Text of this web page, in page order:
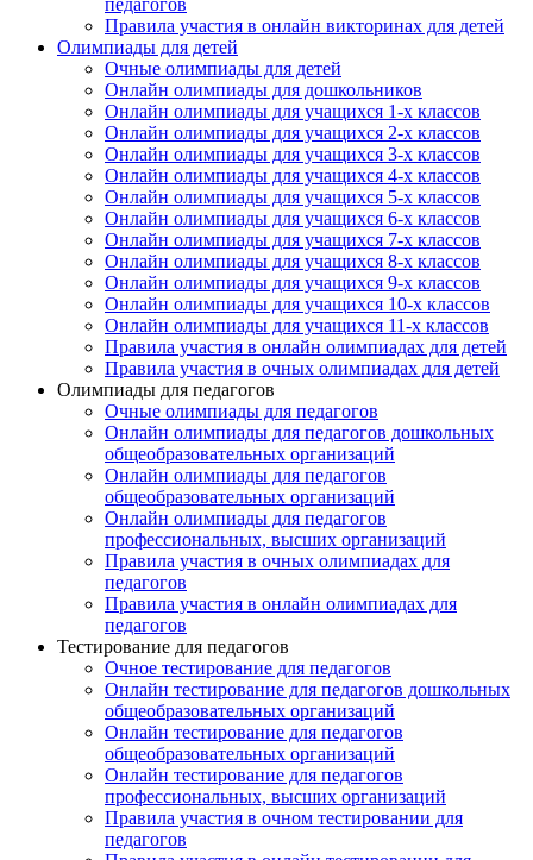
Принять участие
Принять участие
педагогов
Правила участия в онлайн викторинах для детей
Олимпиады для детей
Очные олимпиады для детей
Онлайн олимпиады для дошкольников
Онлайн олимпиады для учащихся 1-х классов
Онлайн олимпиады для учащихся 2-х классов
Онлайн олимпиады для учащихся 3-х классов
Онлайн олимпиады для учащихся 4-х классов
Онлайн олимпиады для учащихся 5-х классов
Онлайн олимпиады для учащихся 6-х классов
Онлайн олимпиады для учащихся 7-х классов
Онлайн олимпиады для учащихся 8-х классов
Онлайн олимпиады для учащихся 9-х классов
Онлайн олимпиады для учащихся 10-х классов
Онлайн олимпиады для учащихся 11-х классов
Правила участия в онлайн олимпиадах для детей
Правила участия в очных олимпиадах для детей
Олимпиады для педагогов
Очные олимпиады для педагогов
Онлайн олимпиады для педагогов дошкольных
общеобразовательных организаций
Онлайн олимпиады для педагогов
общеобразовательных организаций
Онлайн олимпиады для педагогов
профессиональных, высших организаций
Правила участия в очных олимпиадах для
педагогов
Правила участия в онлайн олимпиадах для
педагогов
Тестирование для педагогов
Очное тестирование для педагогов
Онлайн тестирование для педагогов дошкольных
общеобразовательных организаций
Онлайн тестирование для педагогов
общеобразовательных организаций
Онлайн тестирование для педагогов
профессиональных, высших организаций
Правила участия в очном тестировании для
педагогов